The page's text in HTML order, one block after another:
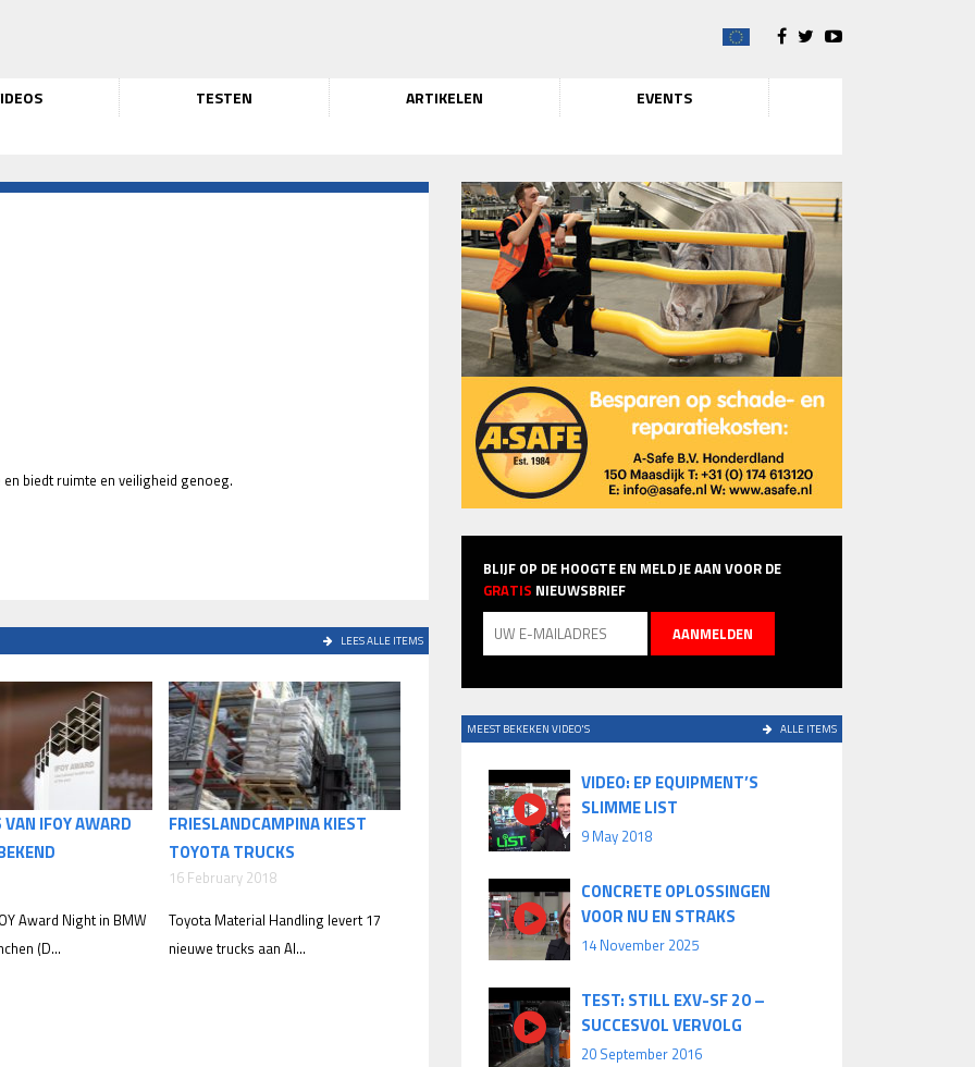
TESTEN ARTIKELEN EVENTS
biedt ruimte en veiligheid genoeg.
LEES ALLE ITEMS
IFOY AWARD
Award Night in BMW
(D...
FRIESLANDCAMPINA KIEST
TOYOTA TRUCKS
16 February 2018
Toyota Material Handling levert 17
nieuwe trucks aan Al...
BLIJF OP DE HOOGTE EN MELD JE AAN VOOR DE
GRATIS NIEUWSBRIEF
MEEST BEKEKEN VIDEO'S ALLE ITEMS
VIDEO: EP EQUIPMENT’S
SLIMME LIST
9 May 2018
CONCRETE OPLOSSINGEN
VOOR NU EN STRAKS
14 November 2025
TEST: STILL EXV-SF 20 –
SUCCESVOL VERVOLG
20 September 2016